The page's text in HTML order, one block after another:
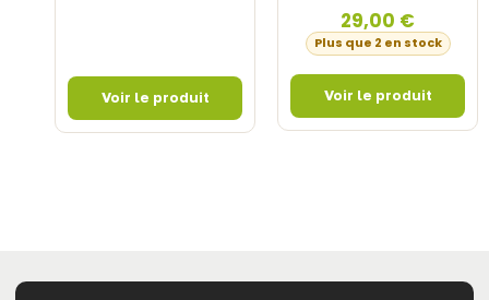
29,00 €
Plus que 2 en stock